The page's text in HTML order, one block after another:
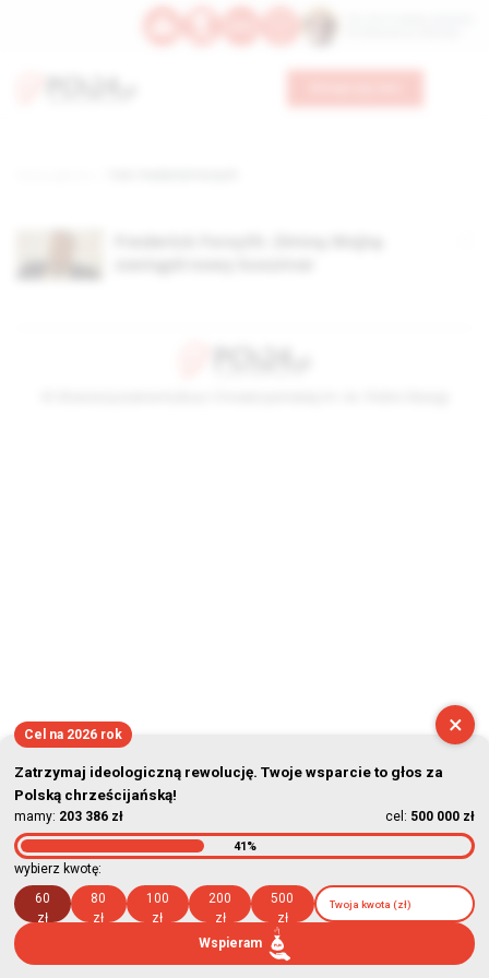
×
Cel na 2026 rok
Zatrzymaj ideologiczną rewolucję. Twoje wsparcie to głos za
Polską chrześcijańską!
mamy: 203 386 zł cel: 500 000 zł
41%
wybierz kwotę:
60
zł
80
zł
100
zł
200
zł
500
zł
Wspieram